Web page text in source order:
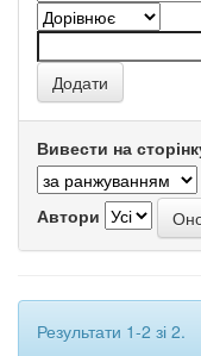
Вивести на
Автори
Результати 1-2 зі 2.